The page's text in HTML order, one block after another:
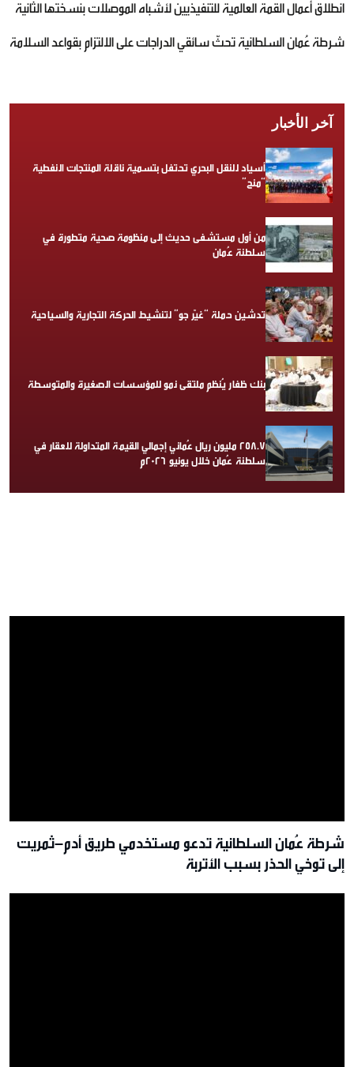
انطلاق أعمال القمة العالمية للتنفيذيين لأشباه الموصلات بنسختها الثانية
شرطة عُمان السلطانية تحثّ سائقي الدراجات على الالتزام بقواعد السلامة
آخر الأخبار
أسياد للنقل البحري تحتفل بتسمية ناقلة المنتجات النفطية
“منح”
من أول مستشفى حديث إلى منظومة صحية متطورة في
سلطنة عُمان
تدشين حملة “غيّر جو” لتنشيط الحركة التجارية والسياحية
بنك ظفار يُنظم ملتقى نمو للمؤسسات الصغيرة والمتوسطة
258.7 مليون ريال عُماني إجمالي القيمة المتداولة للعقار في
سلطنة عُمان خلال يونيو 2026م
شرطة عُمان السلطانية تدعو مستخدمي طريق أدم–ثمريت
إلى توخي الحذر بسبب الأتربة